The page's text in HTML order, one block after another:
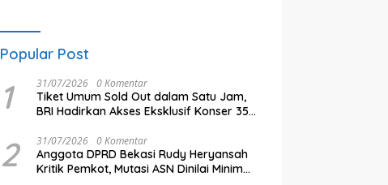
Popular Post
1 31/07/2026 0 Komentar
Tiket Umum Sold Out dalam Satu Jam,
BRI Hadirkan Akses Eksklusif Konser 35
2 31/07/2026 0 Komentar
Anggota DPRD Bekasi Rudy Heryansah
Kritik Pemkot, Mutasi ASN Dinilai Minim